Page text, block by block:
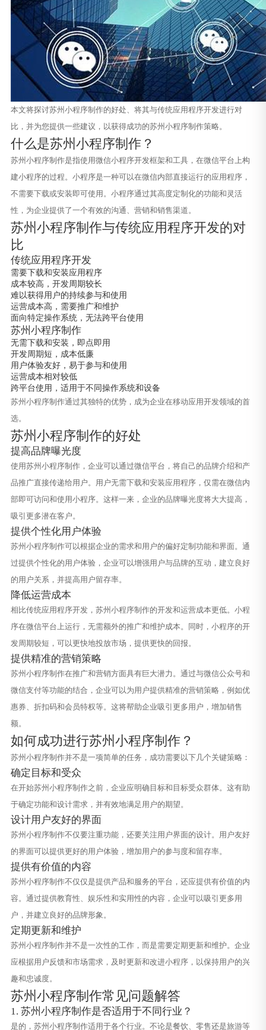
本文将探讨苏州小程序制作的好处、将其与传统应用程序开发进行对
比，并为您提供一些建议，以获得成功的苏州小程序制作策略。
什么是苏州小程序制作？
苏州小程序制作是指使用微信小程序开发框架和工具，在微信平台上构
建小程序的过程。小程序是一种可以在微信内部直接运行的应用程序，
不需要下载或安装即可使用。小程序通过其高度定制化的功能和灵活
性，为企业提供了一个有效的沟通、营销和销售渠道。
苏州小程序制作与传统应用程序开发的对
比
传统应用程序开发
需要下载和安装应用程序
成本较高，开发周期较长
难以获得用户的持续参与和使用
运营成本高，需要推广和维护
面向特定操作系统，无法跨平台使用
苏州小程序制作
无需下载和安装，即点即用
开发周期短，成本低廉
用户体验友好，易于参与和使用
运营成本相对较低
跨平台使用，适用于不同操作系统和设备
苏州小程序制作通过其独特的优势，成为企业在移动应用开发领域的首
选。
苏州小程序制作的好处
提高品牌曝光度
使用苏州小程序制作，企业可以通过微信平台，将自己的品牌介绍和产
品推广直接传递给用户。用户无需下载和安装应用程序，仅需在微信内
部即可访问和使用小程序。这样一来，企业的品牌曝光度将大大提高，
吸引更多潜在客户。
提供个性化用户体验
苏州小程序制作可以根据企业的需求和用户的偏好定制功能和界面。通
过提供个性化的用户体验，企业可以增强用户与品牌的互动，建立良好
的用户关系，并提高用户留存率。
降低运营成本
相比传统应用程序开发，苏州小程序制作的开发和运营成本更低。小程
序在微信平台上运行，无需额外的推广和维护成本。同时，小程序的开
发周期较短，可以更快地投放市场，提供更快的回报。
提供精准的营销策略
苏州小程序制作在推广和营销方面具有巨大潜力。通过与微信公众号和
微信支付等功能的结合，企业可以为用户提供精准的营销策略，例如优
惠券、折扣码和会员特权等。这将帮助企业吸引更多用户，增加销售
额。
如何成功进行苏州小程序制作？
苏州小程序制作并不是一项简单的任务，成功需要以下几个关键策略：
确定目标和受众
在开始苏州小程序制作之前，企业应明确目标和目标受众群体。这有助
于确定功能和设计需求，并有效地满足用户的期望。
设计用户友好的界面
苏州小程序制作不仅要注重功能，还要关注用户界面的设计。用户友好
的界面可以提供更好的用户体验，增加用户的参与度和留存率。
提供有价值的内容
苏州小程序制作不仅仅是提供产品和服务的平台，还应提供有价值的内
容。通过提供教育性、娱乐性和实用性的内容，企业可以吸引更多用
户，并建立良好的品牌形象。
定期更新和维护
苏州小程序制作并不是一次性的工作，而是需要定期更新和维护。企业
应根据用户反馈和市场需求，及时更新和改进小程序，以保持用户的兴
趣和忠诚度。
苏州小程序制作常见问题解答
1. 苏州小程序制作是否适用于不同行业？
是的，苏州小程序制作适用于各个行业。不论是餐饮、零售还是旅游等